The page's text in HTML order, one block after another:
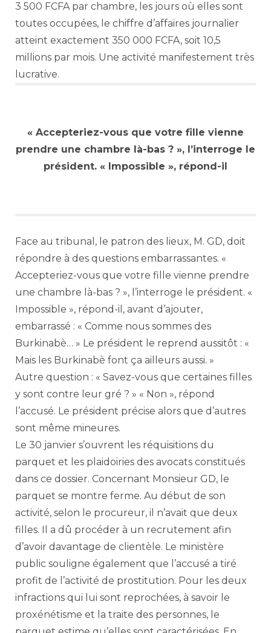
3 500 FCFA par chambre, les jours où elles sont
toutes occupées, le chiffre d’affaires journalier
atteint exactement 350 000 FCFA, soit 10,5
millions par mois. Une activité manifestement très
lucrative.
« Accepteriez-vous que votre fille vienne
prendre une chambre là-bas ? », l’interroge le
président. « Impossible », répond-il
Face au tribunal, le patron des lieux, M. GD, doit
répondre à des questions embarrassantes. «
Accepteriez-vous que votre fille vienne prendre
une chambre là-bas ? », l’interroge le président. «
Impossible », répond-il, avant d’ajouter,
embarrassé : « Comme nous sommes des
Burkinabè… » Le président le reprend aussitôt : «
Mais les Burkinabè font ça ailleurs aussi. »
Autre question : « Savez-vous que certaines filles
y sont contre leur gré ? » « Non », répond
l’accusé. Le président précise alors que d’autres
sont même mineures.
Le 30 janvier s’ouvrent les réquisitions du
parquet et les plaidoiries des avocats constitués
dans ce dossier. Concernant Monsieur GD, le
parquet se montre ferme. Au début de son
activité, selon le procureur, il n’avait que deux
filles. Il a dû procéder à un recrutement afin
d’avoir davantage de clientèle. Le ministère
public souligne également que l’accusé a tiré
profit de l’activité de prostitution. Pour les deux
infractions qui lui sont reprochées, à savoir le
proxénétisme et la traite des personnes, le